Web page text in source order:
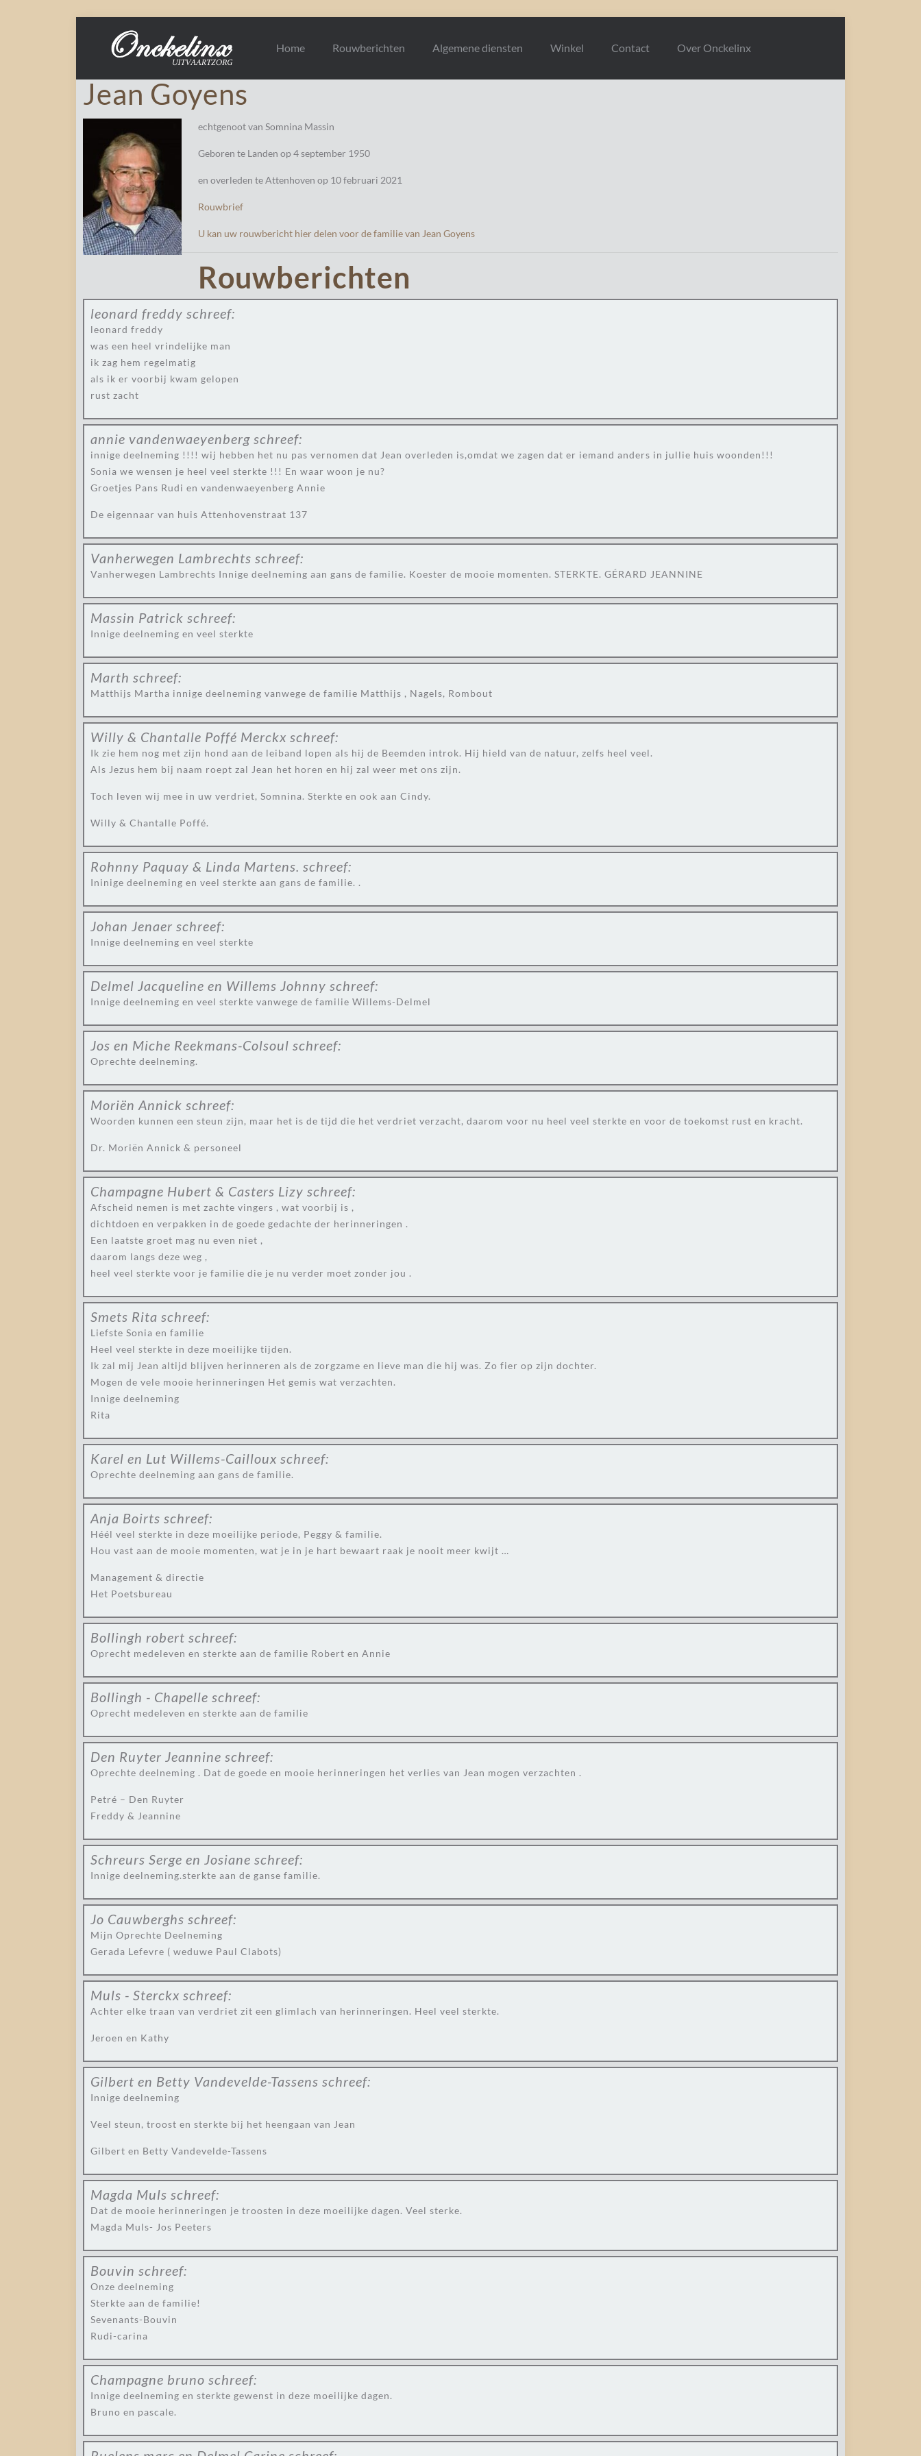
Home Rouwberichten Algemene diensten Winkel Contact Over Onckelinx
Jean Goyens
echtgenoot van Somnina Massin
Geboren te Landen op 4 september 1950
en overleden te Attenhoven op 10 februari 2021
Rouwbrief
U kan uw rouwbericht hier delen voor de familie van Jean Goyens
Rouwberichten
leonard freddy schreef:
leonard freddy
was een heel vrindelijke man
ik zag hem regelmatig
als ik er voorbij kwam gelopen
rust zacht
annie vandenwaeyenberg schreef:
innige deelneming !!!! wij hebben het nu pas vernomen dat Jean overleden is,omdat we zagen dat er iemand anders in jullie huis woonden!!!
Sonia we wensen je heel veel sterkte !!! En waar woon je nu?
Groetjes Pans Rudi en vandenwaeyenberg Annie
De eigennaar van huis Attenhovenstraat 137
Vanherwegen Lambrechts schreef:
Vanherwegen Lambrechts Innige deelneming aan gans de familie. Koester de mooie momenten. STERKTE. GÉRARD JEANNINE
Massin Patrick schreef:
Innige deelneming en veel sterkte
Marth schreef:
Matthijs Martha innige deelneming vanwege de familie Matthijs , Nagels, Rombout
Willy & Chantalle Poffé Merckx schreef:
Ik zie hem nog met zijn hond aan de leiband lopen als hij de Beemden introk. Hij hield van de natuur, zelfs heel veel.
Als Jezus hem bij naam roept zal Jean het horen en hij zal weer met ons zijn.
Toch leven wij mee in uw verdriet, Somnina. Sterkte en ook aan Cindy.
Willy & Chantalle Poffé.
Rohnny Paquay & Linda Martens. schreef:
Ininige deelneming en veel sterkte aan gans de familie. .
Johan Jenaer schreef:
Innige deelneming en veel sterkte
Delmel Jacqueline en Willems Johnny schreef:
Innige deelneming en veel sterkte vanwege de familie Willems-Delmel
Jos en Miche Reekmans-Colsoul schreef:
Oprechte deelneming.
Moriën Annick schreef:
Woorden kunnen een steun zijn, maar het is de tijd die het verdriet verzacht, daarom voor nu heel veel sterkte en voor de toekomst rust en kracht.
Dr. Moriën Annick & personeel
Champagne Hubert & Casters Lizy schreef:
Afscheid nemen is met zachte vingers , wat voorbij is ,
dichtdoen en verpakken in de goede gedachte der herinneringen .
Een laatste groet mag nu even niet ,
daarom langs deze weg ,
heel veel sterkte voor je familie die je nu verder moet zonder jou .
Smets Rita schreef:
Liefste Sonia en familie
Heel veel sterkte in deze moeilijke tijden.
Ik zal mij Jean altijd blijven herinneren als de zorgzame en lieve man die hij was. Zo fier op zijn dochter.
Mogen de vele mooie herinneringen Het gemis wat verzachten.
Innige deelneming
Rita
Karel en Lut Willems-Cailloux schreef:
Oprechte deelneming aan gans de familie.
Anja Boirts schreef:
Héél veel sterkte in deze moeilijke periode, Peggy & familie.
Hou vast aan de mooie momenten, wat je in je hart bewaart raak je nooit meer kwijt …
Management & directie
Het Poetsbureau
Bollingh robert schreef:
Oprecht medeleven en sterkte aan de familie Robert en Annie
Bollingh - Chapelle schreef:
Oprecht medeleven en sterkte aan de familie
Den Ruyter Jeannine schreef:
Oprechte deelneming . Dat de goede en mooie herinneringen het verlies van Jean mogen verzachten .
Petré – Den Ruyter
Freddy & Jeannine
Schreurs Serge en Josiane schreef:
Innige deelneming.sterkte aan de ganse familie.
Jo Cauwberghs schreef:
Mijn Oprechte Deelneming
Gerada Lefevre ( weduwe Paul Clabots)
Muls - Sterckx schreef:
Achter elke traan van verdriet zit een glimlach van herinneringen. Heel veel sterkte.
Jeroen en Kathy
Gilbert en Betty Vandevelde-Tassens schreef:
Innige deelneming
Veel steun, troost en sterkte bij het heengaan van Jean
Gilbert en Betty Vandevelde-Tassens
Magda Muls schreef:
Dat de mooie herinneringen je troosten in deze moeilijke dagen. Veel sterke.
Magda Muls- Jos Peeters
Bouvin schreef:
Onze deelneming
Sterkte aan de familie!
Sevenants-Bouvin
Rudi-carina
Champagne bruno schreef:
Innige deelneming en sterkte gewenst in deze moeilijke dagen.
Bruno en pascale.